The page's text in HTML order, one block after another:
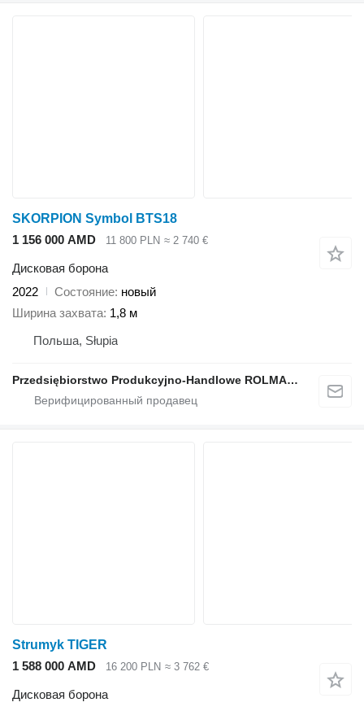
SKORPION Symbol BTS18
1 156 000 AMD
11 800 PLN ≈ 2 740 €
Дисковая борона
2022
Состояние новый
Ширина захвата 1,8 м
Польша, Słupia
Przedsiębiorstwo Produkcyjno-Handlowe ROLMAPOL Marcin Dziekan
Strumyk TIGER
1 588 000 AMD
16 200 PLN ≈ 3 762 €
Дисковая борона